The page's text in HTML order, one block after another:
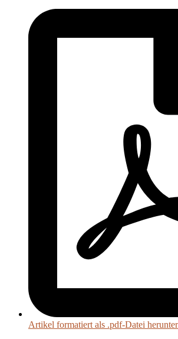
Artikel formatiert als .pdf-Datei